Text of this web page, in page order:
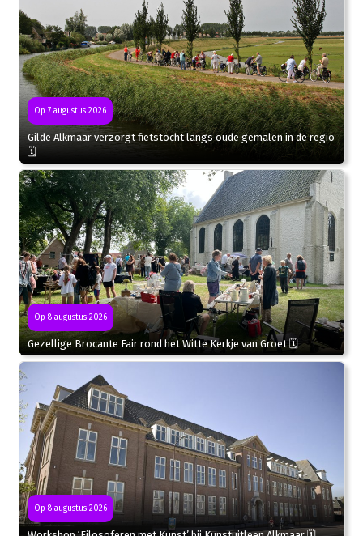
Op 7 augustus 2026
Gilde Alkmaar verzorgt fietstocht langs oude gemalen in de regio
🗓
Op 8 augustus 2026
Gezellige Brocante Fair rond het Witte Kerkje van Groet 🗓
Op 8 augustus 2026